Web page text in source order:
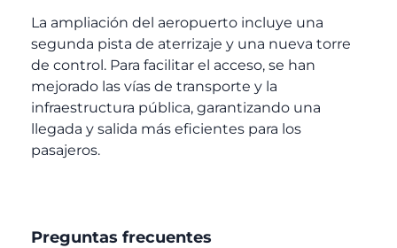
La ampliación del aeropuerto incluye una
segunda pista de aterrizaje y una nueva torre
de control. Para facilitar el acceso, se han
mejorado las vías de transporte y la
infraestructura pública, garantizando una
llegada y salida más eficientes para los
pasajeros.
Preguntas frecuentes